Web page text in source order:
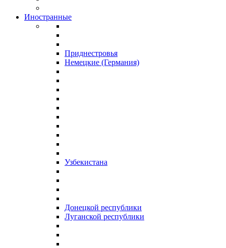
Иностранные
Приднестровья
Немецкие (Германия)
Узбекистана
Донецкой республики
Луганской республики